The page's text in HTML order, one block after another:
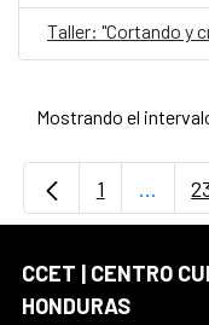
Taller: "Cortando y
Mostrando el
Página
1 ...
CCET | CENTRO
HONDURAS